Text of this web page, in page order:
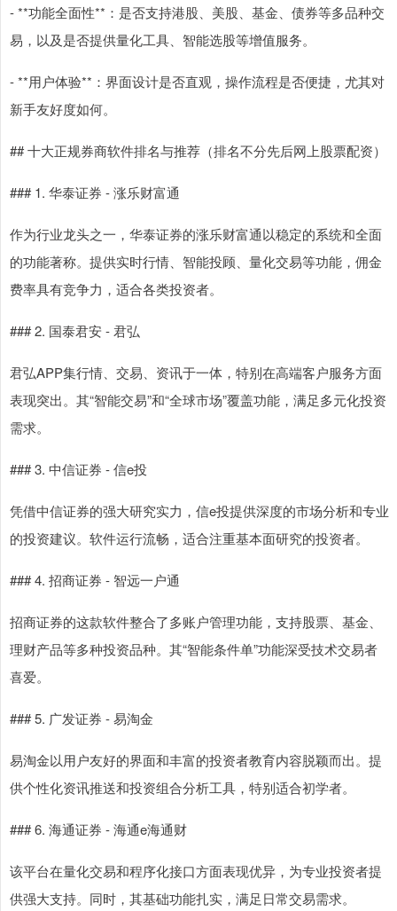
- **功能全面性**：是否支持港股、美股、基金、债券等多品种交
易，以及是否提供量化工具、智能选股等增值服务。
- **用户体验**：界面设计是否直观，操作流程是否便捷，尤其对
新手友好度如何。
## 十大正规券商软件排名与推荐（排名不分先后网上股票配资）
### 1. 华泰证券 - 涨乐财富通
作为行业龙头之一，华泰证券的涨乐财富通以稳定的系统和全面
的功能著称。提供实时行情、智能投顾、量化交易等功能，佣金
费率具有竞争力，适合各类投资者。
### 2. 国泰君安 - 君弘
君弘APP集行情、交易、资讯于一体，特别在高端客户服务方面
表现突出。其“智能交易”和“全球市场”覆盖功能，满足多元化投资
需求。
### 3. 中信证券 - 信e投
凭借中信证券的强大研究实力，信e投提供深度的市场分析和专业
的投资建议。软件运行流畅，适合注重基本面研究的投资者。
### 4. 招商证券 - 智远一户通
招商证券的这款软件整合了多账户管理功能，支持股票、基金、
理财产品等多种投资品种。其“智能条件单”功能深受技术交易者
喜爱。
### 5. 广发证券 - 易淘金
易淘金以用户友好的界面和丰富的投资者教育内容脱颖而出。提
供个性化资讯推送和投资组合分析工具，特别适合初学者。
### 6. 海通证券 - 海通e海通财
该平台在量化交易和程序化接口方面表现优异，为专业投资者提
供强大支持。同时，其基础功能扎实，满足日常交易需求。